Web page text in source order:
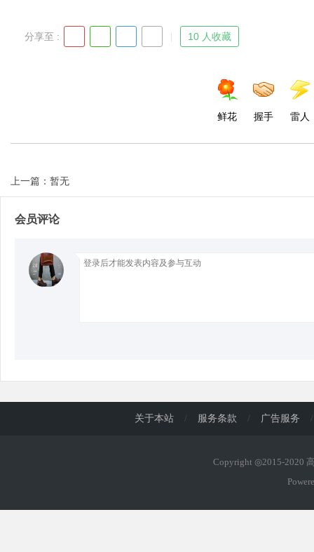
d
分享至 : 10 人收藏
鲜花 握手 雷人
上一篇：暂无
会员评论
关于本站 / 服务条款 / 广告服务 /
Copyright ◎2015-2020